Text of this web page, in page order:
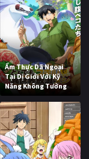
Ẩm Thực Dã Ngoại
Tại Dị Giới Với Kỹ
Năng Không Tưởng